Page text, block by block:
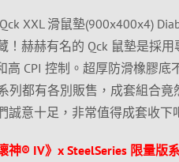
XXL 滑鼠墊(900x400x4)
！赫赫有名的 Qck 鼠墊是採
高 CPI 控制。超厚防滑橡膠
列都有各別販售，成套組合
誠意十足，非常值得成套收下
神® IV》x SteelSeries 限量版